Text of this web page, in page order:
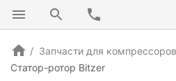
Запчасти для компрессоров
Статор-ротор Bitzer